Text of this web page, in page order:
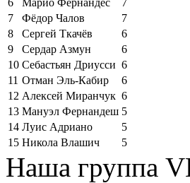
6
Марио Фернандес
7
7
Фёдор Чалов
7
8
Сергей Ткачёв
6
9
Сердар Азмун
6
10 Себастьян Дриусси 6
11 Отман Эль-Кабир
6
12 Алексей Миранчук 6
13 Мануэл Фернандеш 5
14 Луис Адриано
5
15 Никола Влашич 5
Наша группа